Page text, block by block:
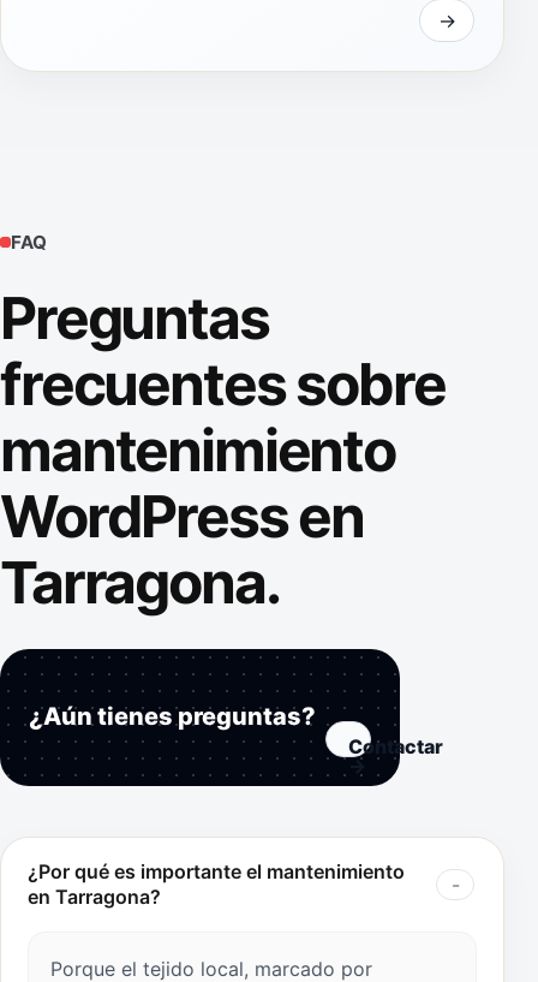
FAQ
Preguntas
frecuentes sobre
mantenimiento
WordPress en
Tarragona.
¿Aún tienes preguntas?
Contactar
→
¿Por qué es importante el mantenimiento
en Tarragona?
Porque el tejido local, marcado por